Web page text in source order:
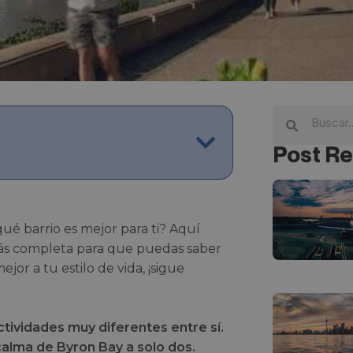
barrio es mejor para ti? Aquí
completa para que puedas saber
a tu estilo de vida, ¡sigue
muy diferentes entre sí.
de Byron Bay a solo dos.
Post